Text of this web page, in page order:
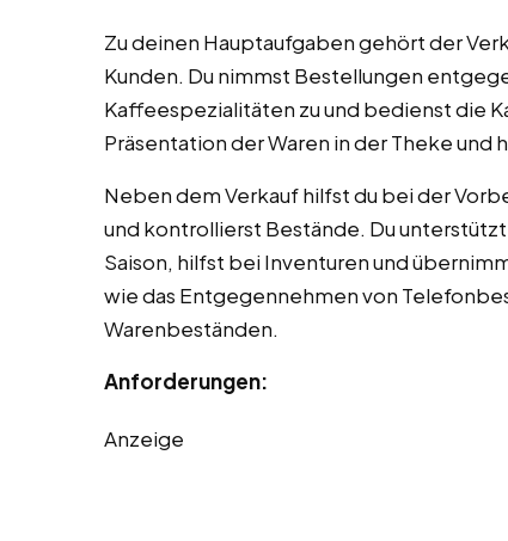
Zu deinen Hauptaufgaben gehört der
Kunden. Du nimmst Bestellungen
Kaffeespezialitäten zu und bedienst die
Präsentation der Waren in der Theke
Neben dem Verkauf hilfst du bei der
und kontrollierst Bestände. Du
Saison, hilfst bei Inventuren und
wie das Entgegennehmen von
Warenbeständen.
Anforderungen:
Anzeige